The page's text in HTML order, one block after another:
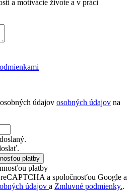
a motivácie živote a v práci
údajov osobných údajov na
platby
a spoločnosťou Google a
údajov a Zmluvné podmienky..